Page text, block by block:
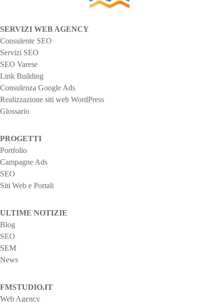
a
z
i
o
n
e
a
r
i
c
o
i
SERVIZI WEB AGENCY
Consulente SEO
Servizi SEO
SEO Varese
Link Building
Consulenza Google Ads
Realizzazione siti web WordPress
Glossario
PROGETTI
Portfolio
Campagne Ads
SEO
Siti Web e Portali
ULTIME NOTIZIE
Blog
SEO
SEM
News
FMSTUDIO.IT
Web Agency